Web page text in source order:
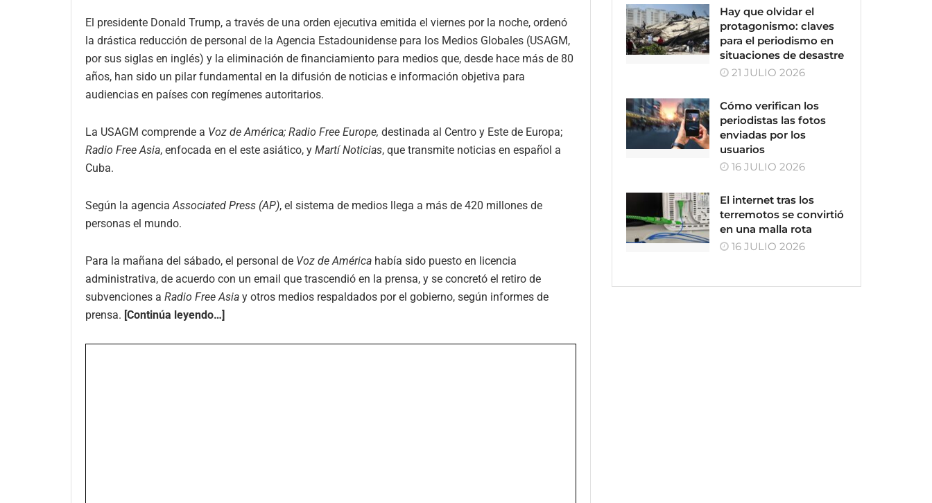
El presidente Donald Trump, a través de una orden ejecutiva emitida el viernes por la noche, ordenó
la drástica reducción de personal de la Agencia Estadounidense para los Medios Globales (USAGM,
por sus siglas en inglés) y la eliminación de financiamiento para medios que, desde hace más de 80
años, han sido un pilar fundamental en la difusión de noticias e información objetiva para
audiencias en países con regímenes autoritarios.
La USAGM comprende a Voz de América; Radio Free Europe, destinada al Centro y Este de Europa;
Radio Free Asia, enfocada en el este asiático, y Martí Noticias, que transmite noticias en español a
Cuba.
Según la agenciaAssociated Press (AP), el sistema de medios llega a más de 420 millones de
personas el mundo.
Para la mañana del sábado, el personal de Voz de América había sido puesto en licencia
administrativa, de acuerdo con un email que trascendió en la prensa, y se concretó el retiro de
subvenciones a Radio Free Asia y otros medios respaldados por el gobierno, según informes de
prensa. [Continúa leyendo…]
Hay que olvidar el
protagonismo: claves
para el periodismo en
situaciones de desastre
21 JULIO 2026
Cómo verifican los
periodistas las fotos
enviadas por los
usuarios
16 JULIO 2026
El internet tras los
terremotos se convirtió
en una malla rota
16 JULIO 2026